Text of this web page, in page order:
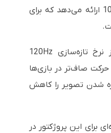
میلی‌ثانیه در 1080p/120Hz ارائه می‌دهد که برای
نرخ تازه‌سازی: پروژکتور از نرخ تازه‌سازی 120Hz
صاف‌تر در بازی‌ها
شدن تصویر را کاهش
برای این پروژکتور در